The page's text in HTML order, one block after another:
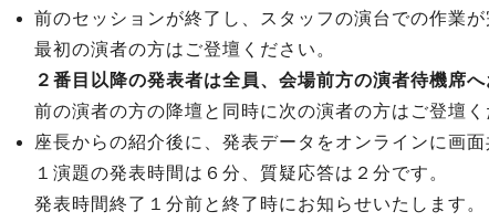
前のセッションが終了し、スタッフの演台での作業が
最初の演者の方はご登壇ください。
２番目以降の発表者は全員、会場前方の演者待機席へ
前の演者の方の降壇と同時に次の演者の方はご登壇く
座長からの紹介後に、発表データをオンラインに画
１演題の発表時間は６分、質疑応答は２分です。
発表時間終了１分前と終了時にお知らせいたします。